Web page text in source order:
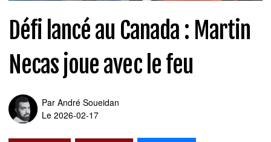
Défi lancé au Canada : Martin
Necas joue avec le feu
Par André Soueidan
Le 2026-02-17